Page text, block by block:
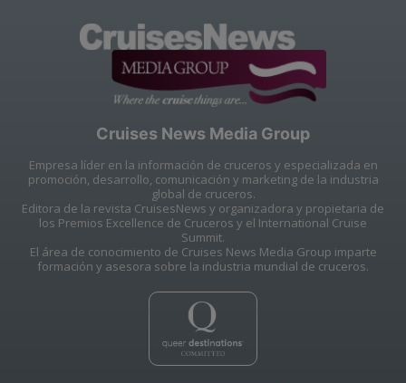
Cruises News Media Group
Empresa líder en la información de cruceros y especializada en
promoción, desarrollo, comunicación y marketing de la industria
global de cruceros.
Editora de la revista CruisesNews y organizadora y propietaria de
los Premios Excellence de Cruceros y el International Cruise
Summit.
El área de conocimiento de Cruises News Media Group imparte
formación y asesora sobre la industria mundial de cruceros.